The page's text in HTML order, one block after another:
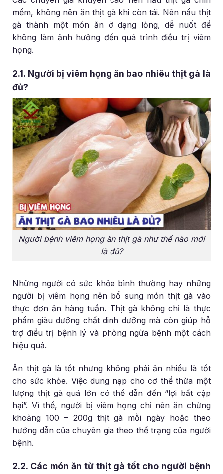
mềm, không nên ăn thịt gà khi còn tái. Nên nấu thịt
gà thành một món ăn ở dạng lỏng, dễ nuốt để
không làm ảnh hưởng đến quá trình điều trị viêm
họng.
2.1. Người bị viêm họng ăn bao nhiêu thịt gà là
đủ?
Người bệnh viêm họng ăn thịt gà như thế nào mới
là đủ?
Những người có sức khỏe bình thường hay những
người bị viêm họng nên bổ sung món thịt gà vào
thực đơn ăn hàng tuần. Thịt gà không chỉ là thực
phẩm giàu dưỡng chất dinh dưỡng mà còn giúp hỗ
trợ điều trị bệnh lý và phòng ngừa bệnh một cách
hiệu quả.
Ăn thịt gà là tốt nhưng không phải ăn nhiều là tốt
cho sức khỏe. Việc dung nạp cho cơ thể thừa một
lượng thịt gà quá lớn có thể dẫn đến “lợi bất cập
hại”. Vì thế, người bị viêm họng chỉ nên ăn chừng
khoảng 100 – 200g thịt gà mỗi ngày hoặc theo
hướng dẫn của chuyên gia theo thể trạng của người
bệnh.
2.2. Các món ăn từ thịt gà tốt cho người bệnh